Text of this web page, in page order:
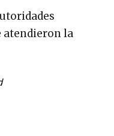
atendieron la